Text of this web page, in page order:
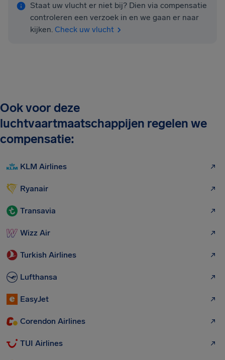
Staat uw vlucht er niet bij? Dien via compensatie
controleren een verzoek in en we gaan er naar
kijken. Check uw vlucht
Ook voor deze
luchtvaartmaatschappijen regelen we
compensatie:
KLM Airlines
Ryanair
Transavia
Wizz Air
Turkish Airlines
Lufthansa
EasyJet
Corendon Airlines
TUI Airlines